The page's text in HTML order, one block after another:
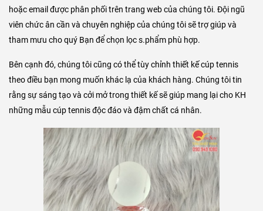
hoặc email được phân phối trên trang web của chúng tôi. Đội ngũ
viên chức ân cần và chuyên nghiệp của chúng tôi sẽ trợ giúp và
tham mưu cho quý Bạn để chọn lọc s.phẩm phù hợp.
Bên cạnh đó, chúng tôi cũng có thể tùy chỉnh thiết kế cúp tennis
theo điều bạn mong muốn khác lạ của khách hàng. Chúng tôi tin
rằng sự sáng tạo và cởi mở trong thiết kế sẽ giúp mang lại cho KH
những mẫu cúp tennis độc đáo và đậm chất cá nhân.